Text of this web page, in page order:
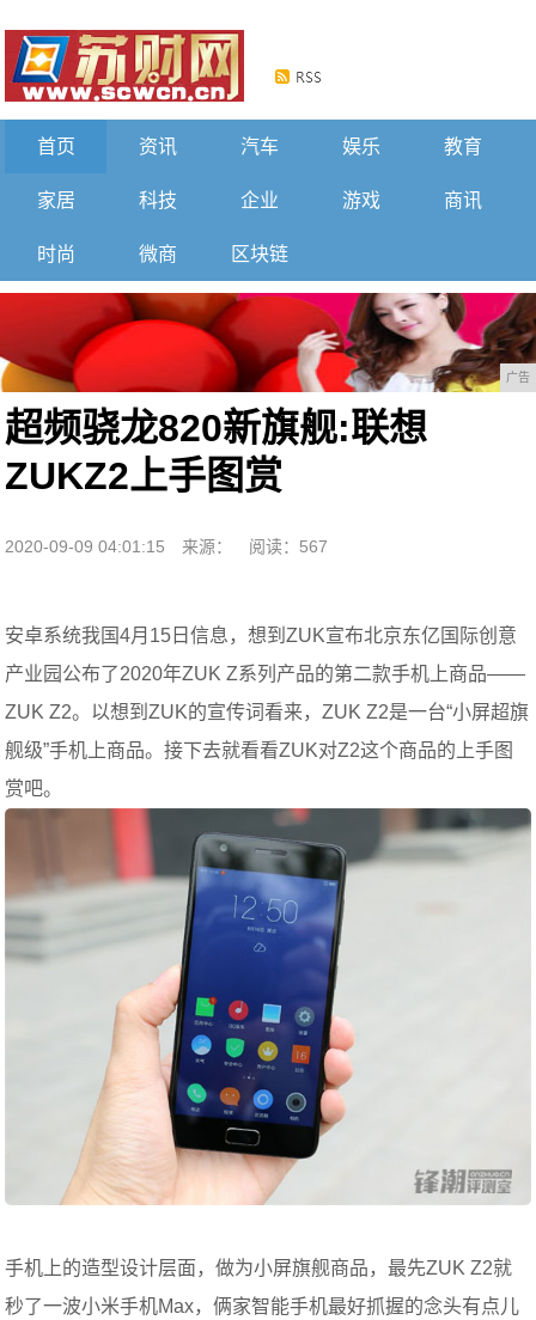
首页 资讯 汽车 娱乐 教育
家居 科技 企业 游戏 商讯
时尚 微商 区块链
广告
超频骁龙820新旗舰:联想
ZUKZ2上手图赏
2020-09-09 04:01:15 来源： 阅读：567
安卓系统我国4月15日信息，想到ZUK宣布北京东亿国际创意
产业园公布了2020年ZUK Z系列产品的第二款手机上商品——
ZUK Z2。以想到ZUK的宣传词看来，ZUK Z2是一台“小屏超旗
舰级”手机上商品。接下去就看看ZUK对Z2这个商品的上手图
赏吧。
手机上的造型设计层面，做为小屏旗舰商品，最先ZUK Z2就
秒了一波小米手机Max，俩家智能手机最好抓握的念头有点儿